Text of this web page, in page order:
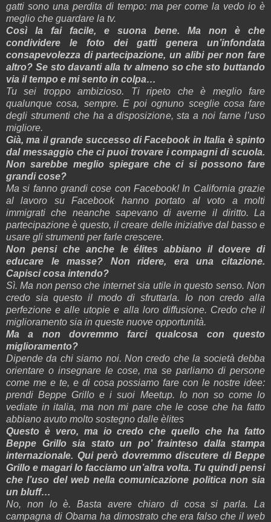
gatti sono una perdita di tempo: ma per come la vedo io è
meglio che guardare la tv.
Così la fai facile, e suona bene. Ma non è che
condividere le foto dei gatti genera un’infondata
consapevolezza di partecipazione, un alibi per non fare
altro? Se sto davanti alla tv almeno so che sto buttando
via il tempo e mi sento in colpa…
Tu sei troppo ambizioso. Ti ripeto che è meglio fare
qualunque cosa, sempre. E poi ognuno sceglie cosa fare
degli strumenti che ha a disposizione, sta a noi farne l’uso
migliore.
Già, ma il grande successo di Facebook in Italia è spinto
dal messaggio che ci puoi trovare i compagni di scuola.
Non sarebbe meglio spiegare che ci si possono fare
grandi cose?
Masi fannograndi cose con Facebook! In California grazie
al lavoro su Facebook hanno portato al voto a molti
immigrati che neanche sapevano di averne il diritto. La
partecipazione è questo, il creare delle iniziative dal basso e
usare gli strumenti per farle crescere.
Non pensi che anche le élites abbiano il dovere di
educare le masse? Non ridere, era una citazione.
Capisci cosa intendo?
Sì. Ma non penso che internet sia utile in questo senso. Non
credo sia questo il modo di sfruttarla. Io non credo alla
perfezione e alle utopie e alla loro diffusione. Credo che il
miglioramento sia in queste nuove opportunità.
Ma a non dovremmo farci qualcosa con questo
miglioramento?
Dipende da chi siamo noi. Non credo che la società debba
orientare o insegnare le cose, ma se parliamo di persone
come me e te, e di cosa possiamo fare con le nostre idee:
prendi Beppe Grillo e i suoi Meetup. Io non so come lo
vediate in italia, ma non mi pare che le cose che ha fatto
abbiano avuto molto sostegno dalle èlites
Questo è vero, ma io credo che quello che ha fatto
Beppe Grillo sia stato un po’ frainteso dalla stampa
internazionale. Qui però dovremmo discutere di Beppe
Grillo e magari lo facciamo un’altra volta. Tu quindi pensi
che l’uso del web nella comunicazione politica non sia
un bluff…
No, non lo è. Basta avere chiaro di cosa si parla. La
campagna di Obama ha dimostrato che era falso che il web